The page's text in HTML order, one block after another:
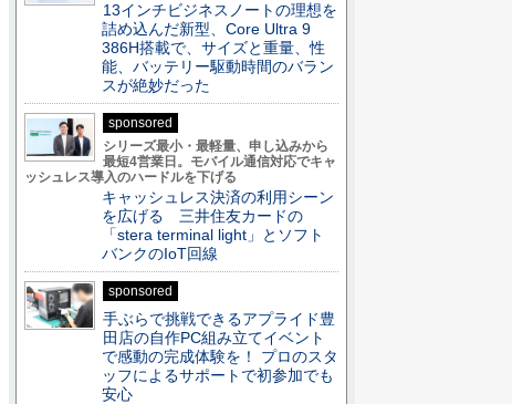
13インチビジネスノートの理想を
詰め込んだ新型、Core Ultra 9
386H搭載で、サイズと重量、性
能、バッテリー駆動時間のバラン
スが絶妙だった
sponsored
シリーズ最小・最軽量、申し込みから
最短4営業日。モバイル通信対応でキャ
ッシュレス導入のハードルを下げる
キャッシュレス決済の利用シーン
を広げる 三井住友カードの
「stera terminal light」とソフト
バンクのIoT回線
sponsored
手ぶらで挑戦できるアプライド豊
田店の自作PC組み立てイベント
で感動の完成体験を！ プロのスタ
ッフによるサポートで初参加でも
安心